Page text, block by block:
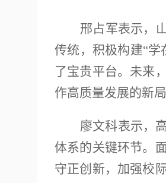
邢占军表示，
传统，积极构建“
了宝贵平台。未来
作高质量发展的新
廖文科表示，
体系的关键环节。
守正创新，加强校